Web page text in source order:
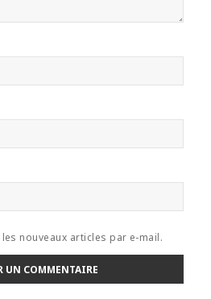
nouveaux articles par e-mail.